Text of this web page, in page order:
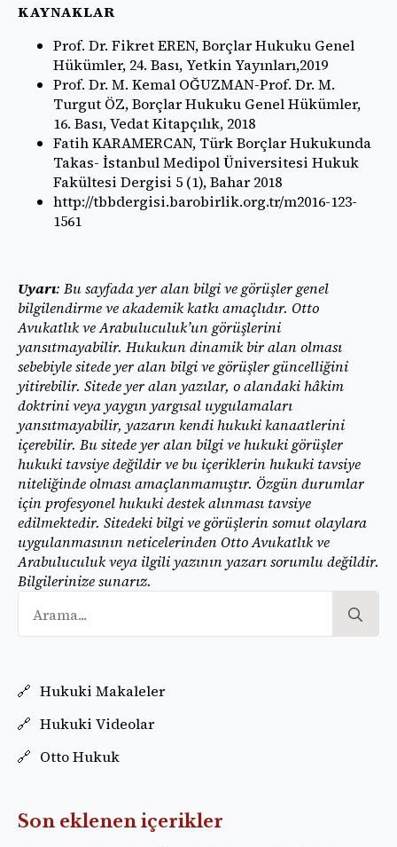
KAYNAKLAR
Prof. Dr. Fikret EREN, Borçlar Hukuku Genel
Hükümler, 24. Bası, Yetkin Yayınları,2019
Prof. Dr. M. Kemal OĞUZMAN-Prof. Dr. M.
Turgut ÖZ, Borçlar Hukuku Genel Hükümler,
16. Bası, Vedat Kitapçılık, 2018
Fatih KARAMERCAN, Türk Borçlar Hukukunda
Takas- İstanbul Medipol Üniversitesi Hukuk
Fakültesi Dergisi 5 (1), Bahar 2018
http://tbbdergisi.barobirlik.org.tr/m2016-123-
1561
Uyarı: Bu sayfada yer alan bilgi ve görüşler genel
bilgilendirme ve akademik katkı amaçlıdır. Otto
Avukatlık ve Arabuluculuk’un görüşlerini
yansıtmayabilir. Hukukun dinamik bir alan olması
sebebiyle sitede yer alan bilgi ve görüşler güncelliğini
yitirebilir. Sitede yer alan yazılar, o alandaki hâkim
doktrini veya yaygın yargısal uygulamaları
yansıtmayabilir, yazarın kendi hukuki kanaatlerini
içerebilir. Bu sitede yer alan bilgi ve hukuki görüşler
hukuki tavsiye değildir ve bu içeriklerin hukuki tavsiye
niteliğinde olması amaçlanmamıştır. Özgün durumlar
için profesyonel hukuki destek alınması tavsiye
edilmektedir. Sitedeki bilgi ve görüşlerin somut olaylara
uygulanmasının neticelerinden Otto Avukatlık ve
Arabuluculuk veya ilgili yazının yazarı sorumlu değildir.
Bilgilerinize sunarız.
Hukuki Makaleler
Hukuki Videolar
Otto Hukuk
Son eklenen içerikler